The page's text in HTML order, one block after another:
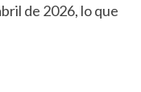
de 2026, lo que